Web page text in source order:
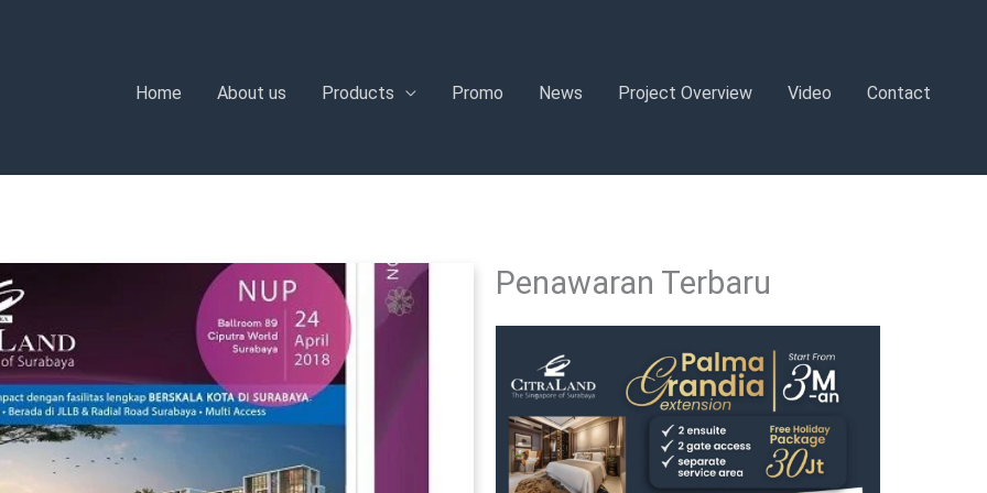
Home About us Products Promo News Project Overview Video Contact
Penawaran Terbaru